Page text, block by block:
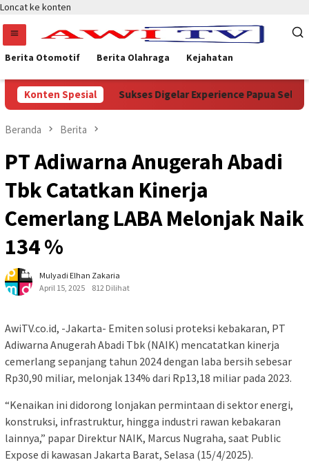
Loncat ke konten
Berita Otomotif Berita Olahraga Kejahatan
Konten SpesialSukses Digelar Experience Papua Selatan,
Beranda Berita
PT Adiwarna Anugerah Abadi
Tbk Catatkan Kinerja
Cemerlang LABA Melonjak Naik
134 %
Mulyadi Elhan Zakaria
April 15, 2025
812 Dilihat
AwiTV.co.id, -Jakarta- Emiten solusi proteksi kebakaran, PT
Adiwarna Anugerah Abadi Tbk (NAIK) mencatatkan kinerja
cemerlang sepanjang tahun 2024 dengan laba bersih sebesar
Rp30,90 miliar, melonjak 134% dari Rp13,18 miliar pada 2023.
“Kenaikan ini didorong lonjakan permintaan di sektor energi,
konstruksi, infrastruktur, hingga industri rawan kebakaran
lainnya,” papar Direktur NAIK, Marcus Nugraha, saat Public
Expose di kawasan Jakarta Barat, Selasa (15/4/2025).